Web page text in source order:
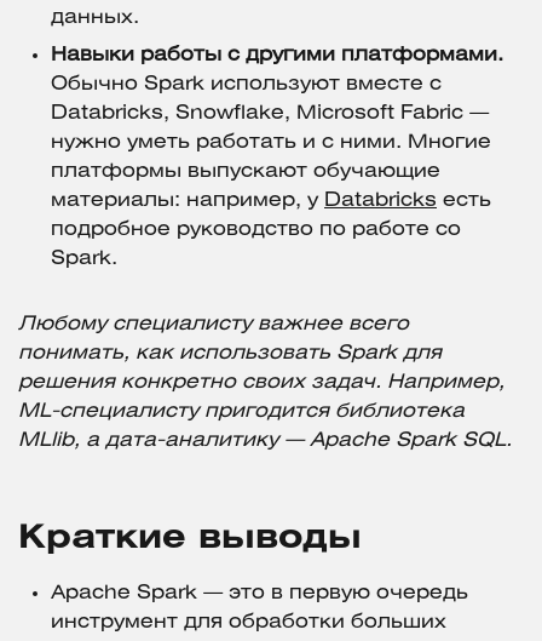
данных.
Навыки работы с другими платформами.
Обычно Spark используют вместе с
Databricks, Snowflake, Microsoft Fabric —
нужно уметь работать и с ними. Многие
платформы выпускают обучающие
материалы: например, у Databricks есть
подробное руководство по работе со
Spark.
Любому специалисту важнее всего
понимать, как использовать Spark для
решения конкретно своих задач. Например,
ML-специалисту пригодится библиотека
MLlib, а дата-аналитику — Apache Spark SQL.
Краткие выводы
Apache Spark — это в первую очередь
инструмент для обработки больших